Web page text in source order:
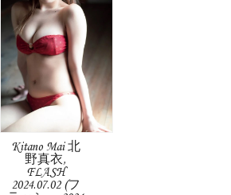
Kitano Mai 北
野真衣,
FLASH
2024.07.02 (フ